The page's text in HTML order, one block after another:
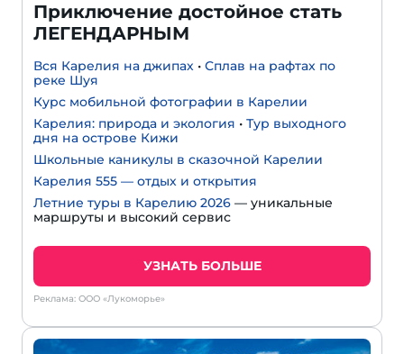
Приключение достойное стать
ЛЕГЕНДАРНЫМ
Вся Карелия на джипах • Сплав на рафтах по
реке Шуя
Курс мобильной фотографии в Карелии
Карелия: природа и экология • Тур выходного
дня на острове Кижи
Школьные каникулы в сказочной Карелии
Карелия 555 — отдых и открытия
Летние туры в Карелию 2026 — уникальные
маршруты и высокий сервис
УЗНАТЬ БОЛЬШЕ
Реклама: ООО «Лукоморье»